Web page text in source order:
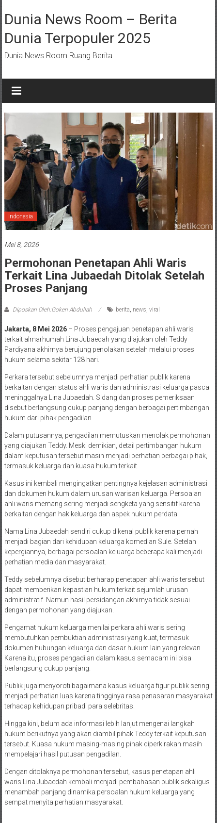
ke
konten
Dunia News Room – Berita
Dunia Terpopuler 2025
Dunia News Room Ruang Berita
Indonesia
Mei 8, 2026
Permohonan Penetapan Ahli Waris
Terkait Lina Jubaedah Ditolak Setelah
Proses Panjang
Diposkan Oleh:Goken Abdullah berita, news, viral
Jakarta, 8 Mei 2026– Proses pengajuan penetapan ahli waris
terkait almarhumah Lina Jubaedah yang diajukan oleh Teddy
Pardiyana akhirnya berujung penolakan setelah melalui proses
hukum selama sekitar 128 hari.
Perkara tersebut sebelumnya menjadi perhatian publik karena
berkaitan dengan status ahli waris dan administrasi keluarga pasca
meninggalnya Lina Jubaedah. Sidang dan proses pemeriksaan
disebut berlangsung cukup panjang dengan berbagai pertimbangan
hukum dari pihak pengadilan.
Dalam putusannya, pengadilan memutuskan menolak permohonan
yang diajukan Teddy. Meski demikian, detail pertimbangan hukum
dalam keputusan tersebut masih menjadi perhatian berbagai pihak,
termasuk keluarga dan kuasa hukum terkait.
Kasus ini kembali mengingatkan pentingnya kejelasan administrasi
dan dokumen hukum dalam urusan warisan keluarga. Persoalan
ahli waris memang sering menjadi sengketa yang sensitif karena
berkaitan dengan hak keluarga dan aspek hukum perdata.
Nama Lina Jubaedah sendiri cukup dikenal publik karena pernah
menjadi bagian dari kehidupan keluarga komedian Sule. Setelah
kepergiannya, berbagai persoalan keluarga beberapa kali menjadi
perhatian media dan masyarakat.
Teddy sebelumnya disebut berharap penetapan ahli waris tersebut
dapat memberikan kepastian hukum terkait sejumlah urusan
administratif. Namun hasil persidangan akhirnya tidak sesuai
dengan permohonan yang diajukan.
Pengamat hukum keluarga menilai perkara ahli waris sering
membutuhkan pembuktian administrasi yang kuat, termasuk
dokumen hubungan keluarga dan dasar hukum lain yang relevan.
Karena itu, proses pengadilan dalam kasus semacam ini bisa
berlangsung cukup panjang.
Publik juga menyoroti bagaimana kasus keluarga figur publik sering
menjadi perhatian luas karena tingginya rasa penasaran masyarakat
terhadap kehidupan pribadi para selebritas.
Hingga kini, belum ada informasi lebih lanjut mengenai langkah
hukum berikutnya yang akan diambil pihak Teddy terkait keputusan
tersebut. Kuasa hukum masing-masing pihak diperkirakan masih
mempelajari hasil putusan pengadilan.
Dengan ditolaknya permohonan tersebut, kasus penetapan ahli
waris Lina Jubaedah kembali menjadi pembahasan publik sekaligus
menambah panjang dinamika persoalan hukum keluarga yang
sempat menyita perhatian masyarakat.